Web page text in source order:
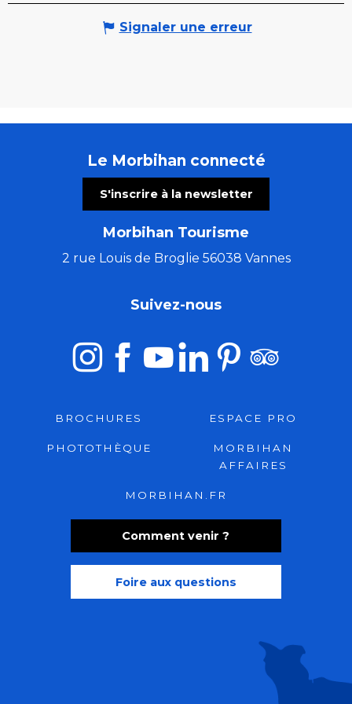
Signaler une erreur
Le Morbihan connecté
S'inscrire à la newsletter
Morbihan Tourisme
2 rue Louis de Broglie 56038 Vannes
Comment venir ?
Foire aux questions
Suivez-nous
BROCHURES ESPACE PRO
PHOTOTHÈQUE
MORBIHAN
AFFAIRES
MORBIHAN.FR